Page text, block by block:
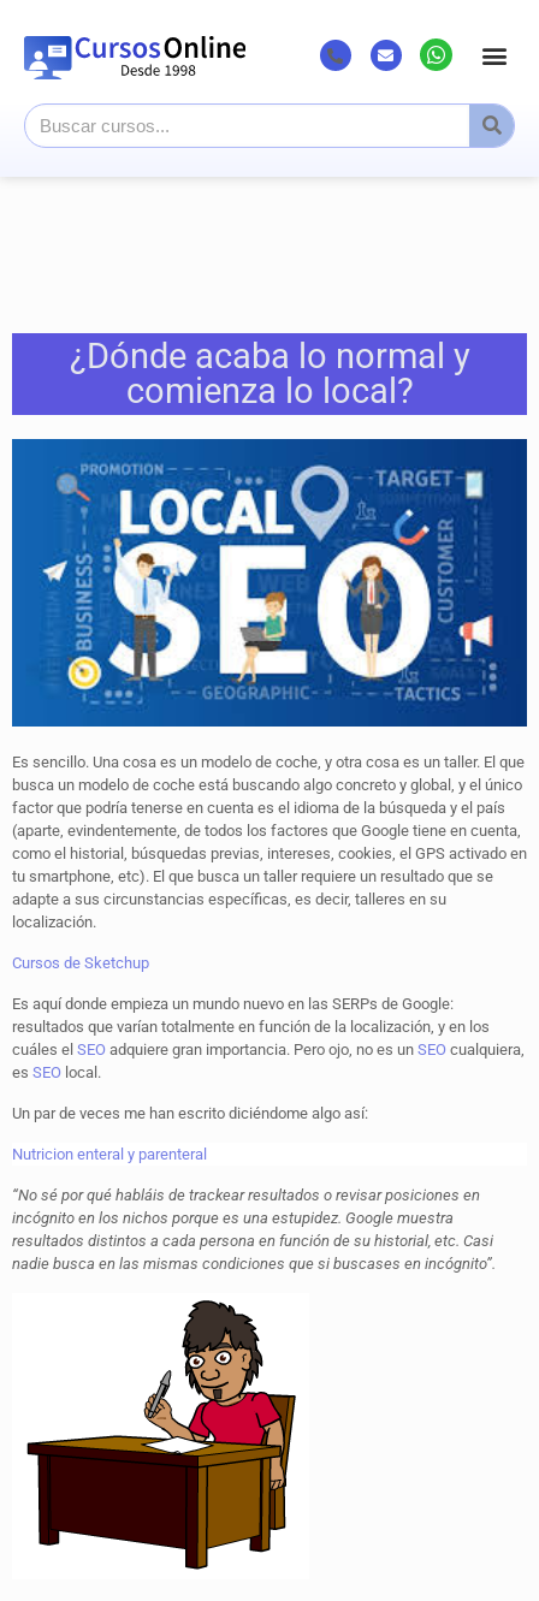
¿Dónde acaba lo normal y
comienza lo local?
Es sencillo. Una cosa es un modelo de coche, y otra cosa es un taller. El que
busca un modelo de coche está buscando algo concreto y global, y el único
factor que podría tenerse en cuenta es el idioma de la búsqueda y el país
(aparte, evindentemente, de todos los factores que Google tiene en cuenta,
como el historial, búsquedas previas, intereses, cookies, el GPS activado en
tu smartphone, etc). El que busca un taller requiere un resultado que se
adapte a sus circunstancias específicas, es decir, talleres en su
localización.
Cursos de Sketchup
Es aquí donde empieza un mundo nuevo en las SERPs de Google:
resultados que varían totalmente en función de la localización, y en los
cuáles el SEO adquiere gran importancia. Pero ojo, no es un SEO cualquiera,
es SEO local.
Un par de veces me han escrito diciéndome algo así:
Nutricion enteral y parenteral
“No sé por qué habláis de trackear resultados o revisar posiciones en
incógnito en los nichos porque es una estupidez. Google muestra
resultados distintos a cada persona en función de su historial, etc. Casi
nadie busca en las mismas condiciones que si buscases en incógnito”.